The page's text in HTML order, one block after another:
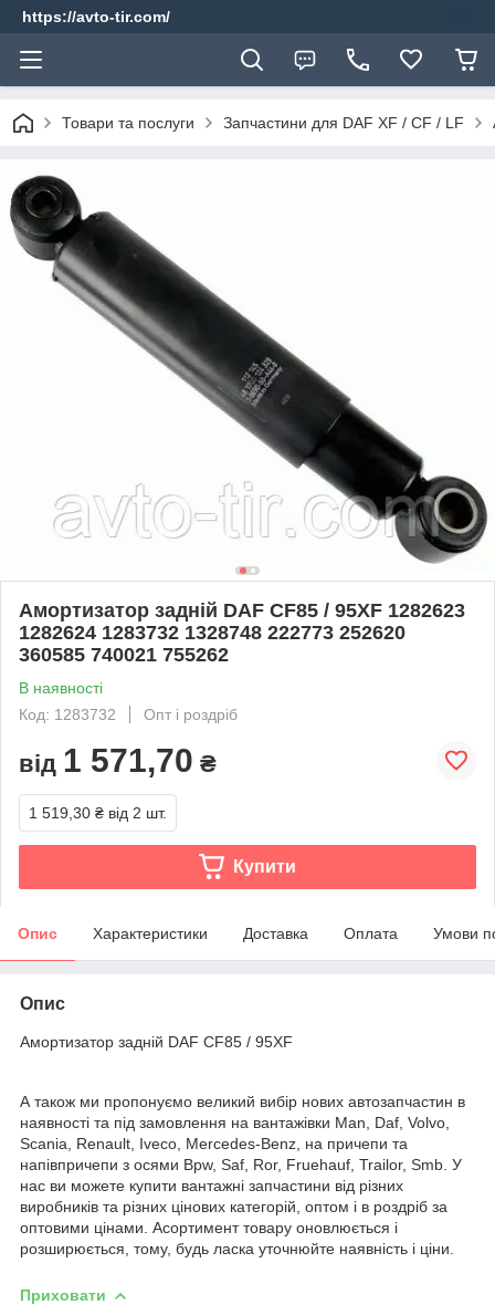
https://avto-tir.com/
Товари та послуги Запчастини для DAF XF / CF / LF
Амортизатор задній DAF CF85 / 95XF 1282623
1282624 1283732 1328748 222773 252620
360585 740021 755262
В наявності
Код: 1283732
Опт і роздріб
від 1 571,70 ₴
1 519,30 ₴ від 2 шт.
Купити
Опис Характеристики Доставка Оплата Умови
Опис
Амортизатор задній DAF CF85 / 95XF
А також ми пропонуємо великий вибір нових автозапчастин в
наявності та під замовлення на вантажівки Man, Daf, Volvo,
Scania, Renault, Iveco, Mercedes-Benz, на причепи та
напівпричепи з осями Bpw, Saf, Ror, Fruehauf, Trailor, Smb. У
нас ви можете купити вантажні запчастини від різних
виробників та різних цінових категорій, оптом і в роздріб за
оптовими цінами. Асортимент товару оновлюється і
розширюється, тому, будь ласка уточнюйте наявність і ціни.
Приховати